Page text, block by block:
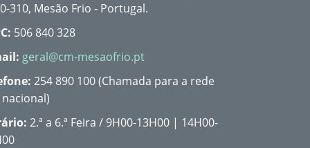
310, Mesão Frio - Portugal.
506 840 328
geral@cm-mesaofrio.pt
254 890 100 (Chamada para a rede
2.ª a 6.ª Feira / 9H00-13H00 | 14H00-